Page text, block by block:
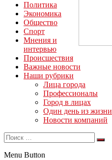
Политика
Экономика
Общество
Спорт
Мнения и
интервью
Происшествия
Важные новости
Наши рубрики
Лица города
Профессионалы
Город в лицах
Один день из жизни
Новости компаний
Menu Button